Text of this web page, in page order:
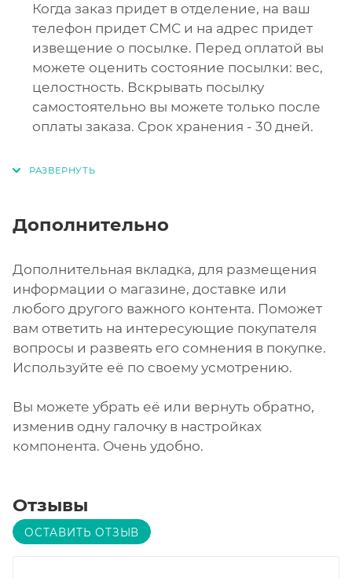
Когда заказ придет в отделение, на ваш
телефон придет СМС и на адрес придет
извещение о посылке. Перед оплатой вы
можете оценить состояние посылки: вес,
целостность. Вскрывать посылку
самостоятельно вы можете только после
оплаты заказа. Срок хранения - 30 дней.
Дополнительно
Дополнительная вкладка, для размещения
информации о магазине, доставке или
любого другого важного контента. Поможет
вам ответить на интересующие покупателя
вопросы и развеять его сомнения в покупке.
Используйте её по своему усмотрению.
Вы можете убрать её или вернуть обратно,
изменив одну галочку в настройках
компонента. Очень удобно.
Отзывы
ОСТАВИТЬ ОТЗЫВ